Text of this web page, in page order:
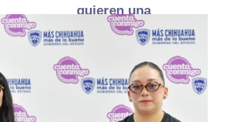
quieren una
Fiscalía
autónoma… y
transexenal